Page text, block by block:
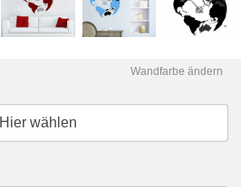
Wandfarbe ändern
Hier wählen